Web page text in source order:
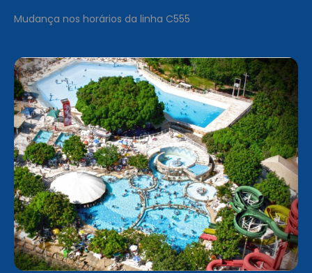
Mudança nos horários da linha C555